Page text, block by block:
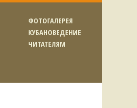
ФОТОГАЛЕРЕЯ
КУБАНОВЕДЕНИЕ
ЧИТАТЕЛЯМ